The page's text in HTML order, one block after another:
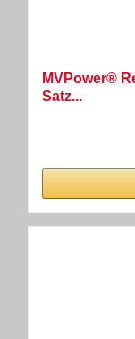
MVPower®
Satz...